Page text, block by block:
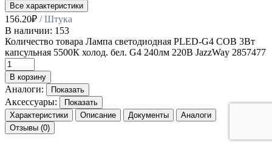
Все характеристики
156.20₽ / Штука
В наличии: 153
Количество товара Лампа светодиодная PLED-G4 COB 3Вт
капсульная 5500К холод. бел. G4 240лм 220В JazzWay 2857477
В корзину
Аналоги: Показать
Аксессуары:
Показать
Характеристики
Описание Документы
Аналоги
Отзывы (0)